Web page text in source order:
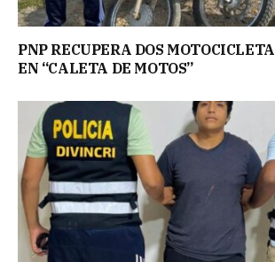
PNP RECUPERA DOS
EN “CALETA DE MOTOS”